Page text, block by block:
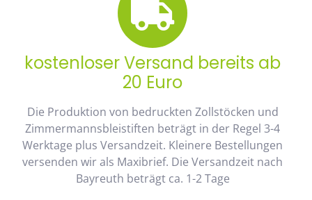
kostenloser Versand bereits ab
20 Euro
Die Produktion von bedruckten Zollstöcken und
Zimmermannsbleistiften beträgt in der Regel 3-4
Werktage plus Versandzeit. Kleinere Bestellungen
versenden wir als Maxibrief. Die Versandzeit nach
Bayreuth beträgt ca. 1-2 Tage